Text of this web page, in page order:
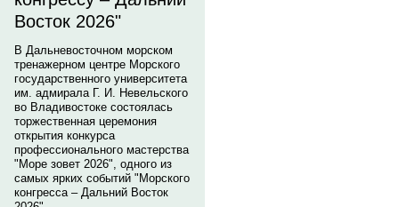
Восток 2026"
В Дальневосточном морском
тренажерном центре Морского
государственного университета
им. адмирала Г. И. Невельского
во Владивостоке состоялась
торжественная церемония
открытия конкурса
профессионального мастерства
"Море зовет 2026", одного из
самых ярких событий "Морского
конгресса – Дальний Восток